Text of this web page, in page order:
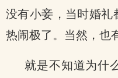
没有小妾，当时婚礼
热闹极了。当然，也
就是不知道为什